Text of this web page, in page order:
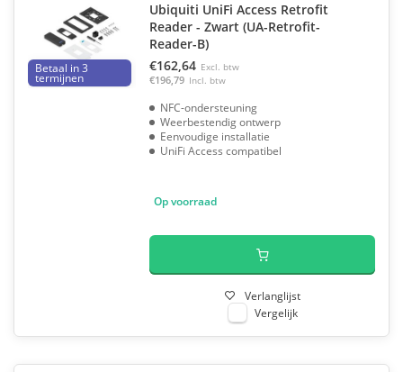
Betaal in 3
termijnen
Ubiquiti UniFi Access Retrofit
Reader - Zwart (UA-Retrofit-
Reader-B)
€162,64 Excl. btw
€196,79 Incl. btw
NFC-ondersteuning
Weerbestendig ontwerp
Eenvoudige installatie
UniFi Access compatibel
Op voorraad
Verlanglijst
Vergelijk